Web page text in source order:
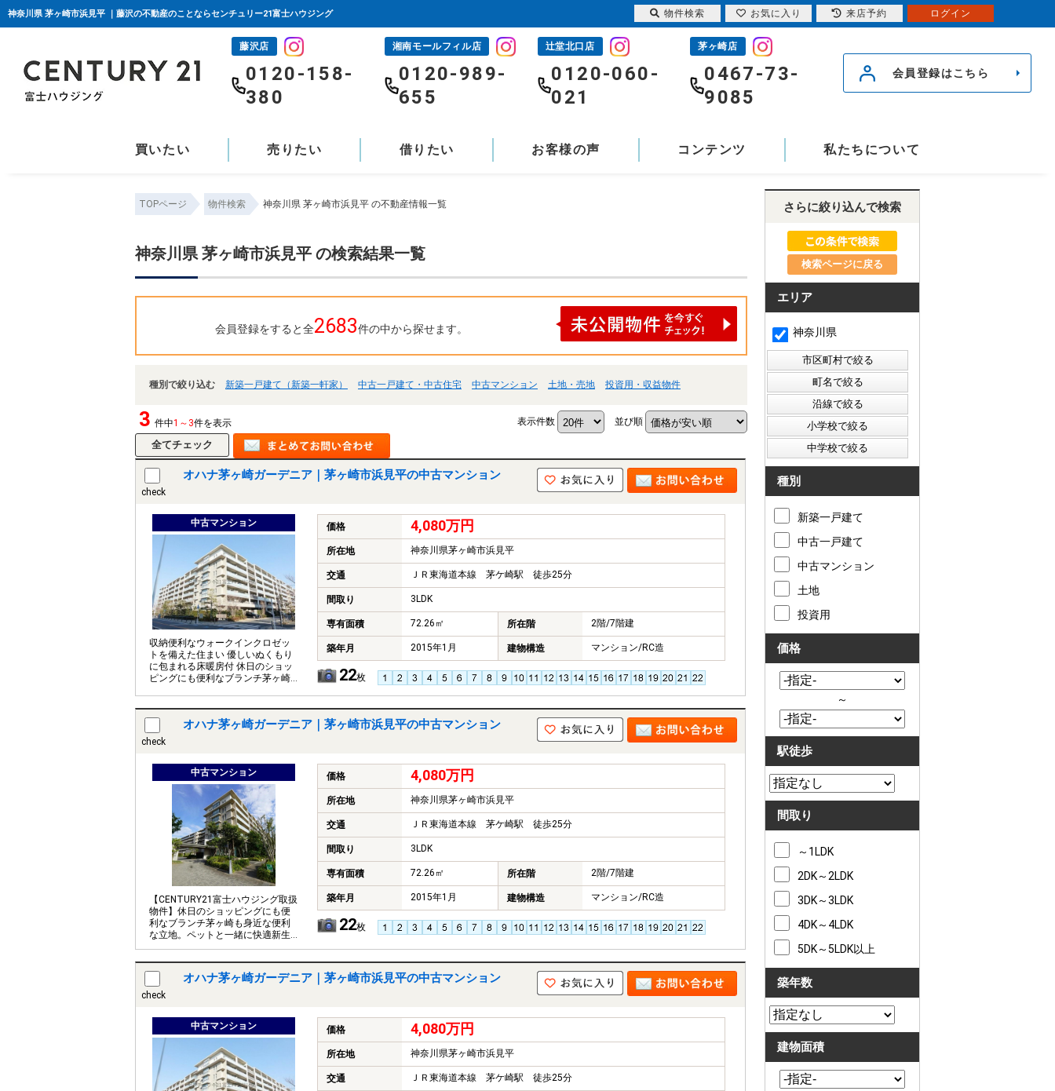
神奈川県 茅ヶ崎市浜見平 ｜藤沢の不動産のことならセンチュリー21富士ハウジング
藤沢店
0120-158-
380
湘南モールフィル店
0120-989-
655
辻堂北口店
0120-060-
021
茅ヶ崎店
0467-73-
9085
会員登録はこちら
買いたい 売りたい 借りたい お客様の声 コンテンツ 私たちについて
TOPページ 物件検索 神奈川県 茅ヶ崎市浜見平 の不動産情報一覧
神奈川県 茅ヶ崎市浜見平 の検索結果一覧
会員登録をすると全2683件の中から探せます。
種別で絞り込む 新築一戸建て（新築一軒家） 中古一戸建て・中古住宅 中古マンション 土地・売地 投資用・収益物件
3 件中1～3件を表示 表示件数 並び順
check
オハナ茅ヶ崎ガーデニア｜茅ヶ崎市浜見平の中古マンション
中古マンション
収納便利なウォークインクロゼッ
トを備えた住まい 優しいぬくもり
に包まれる床暖房付 休日のショッ
ピングにも便利なブランチ茅ヶ崎
価格 4,080万円
所在地 神奈川県茅ヶ崎市浜見平
交通 ＪＲ東海道本線 茅ケ崎駅 徒歩25分
間取り 3LDK
専有面積 72.26㎡ 所在階 2階/7階建
築年月 2015年1月 建物構造 マンション/RC造
22枚
check
オハナ茅ヶ崎ガーデニア｜茅ヶ崎市浜見平の中古マンション
中古マンション
【CENTURY21富士ハウジング取扱
物件】休日のショッピングにも便
利なブランチ茅ヶ崎も身近な便利
な立地。ペットと一緒に快適新生
活をスタートできます。
価格 4,080万円
所在地 神奈川県茅ヶ崎市浜見平
交通 ＪＲ東海道本線 茅ケ崎駅 徒歩25分
間取り 3LDK
専有面積 72.26㎡ 所在階 2階/7階建
築年月 2015年1月 建物構造 マンション/RC造
22枚
check
オハナ茅ヶ崎ガーデニア｜茅ヶ崎市浜見平の中古マンション
中古マンション 価格 4,080万円
所在地 神奈川県茅ヶ崎市浜見平
交通 ＪＲ東海道本線 茅ケ崎駅 徒歩25分
さらに絞り込んで検索
検索ページに戻る
エリア
神奈川県
種別
新築一戸建て
中古一戸建て
中古マンション
土地
投資用
価格
～
駅徒歩
間取り
～1LDK
2DK～2LDK
3DK～3LDK
4DK～4LDK
5DK～5LDK以上
築年数
建物面積
物件検索 お気に入り 来店予約 ログイン